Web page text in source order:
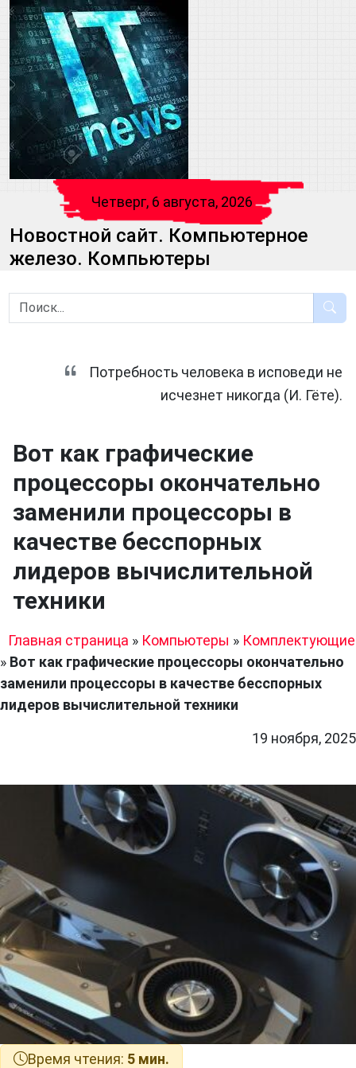
Четверг, 6 августа, 2026
Новостной сайт. Компьютерное
железо. Компьютеры
Потребность человека в исповеди не
исчезнет никогда (И. Гёте).
Вот как графические
процессоры окончательно
заменили процессоры в
качестве бесспорных
лидеров вычислительной
техники
Главная страница » Компьютеры » Комплектующие
» Вот как графические процессоры окончательно
заменили процессоры в качестве бесспорных
лидеров вычислительной техники
19 ноября, 2025
Время чтения: 5 мин.